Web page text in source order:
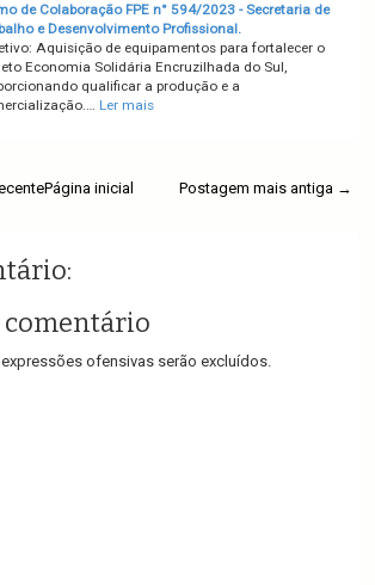
de Colaboração FPE n° 594/2023 - Secretaria de
e Desenvolvimento Profissional.
Aquisição de equipamentos para fortalecer o
Economia Solidária Encruzilhada do Sul,
qualificar a produção e a
Ler mais
Postagem mais antiga →
Página inicial
comentário
ofensivas serão excluídos.